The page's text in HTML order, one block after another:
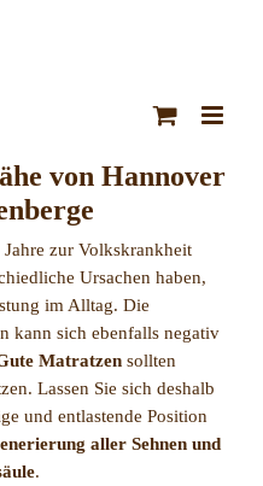
von Hannover
zur Volkskrankheit
Ursachen haben,
im Alltag. Die
kann sich ebenfalls negativ
Matratzen sollten
Lassen Sie sich deshalb
und entlastende Position
aller Sehnen und
.